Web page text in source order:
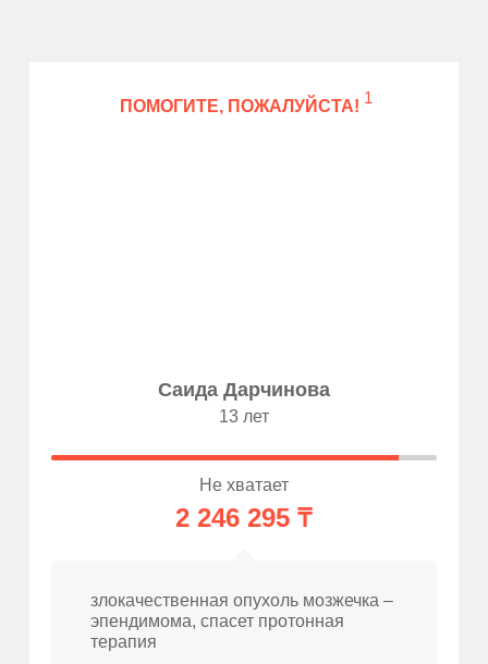
ПОМОГИТЕ, ПОЖАЛУЙСТА! 1
Саида Дарчинова
13 лет
Не хватает
2 246 295 ₸
злокачественная опухоль мозжечка –
эпендимома, спасет протонная
терапия